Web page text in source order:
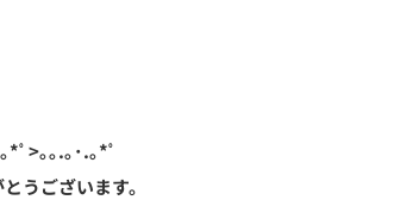
*ﾟ>｡｡.｡･.｡*ﾟ
うございます。